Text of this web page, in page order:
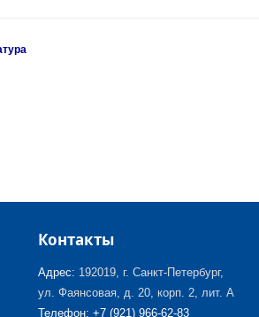
Контакты
Адрес: 192019, г. Санкт-Петербург,
ул. Фаянсовая, д. 20, корп. 2, лит. А
Телефон: +7 (921) 966-62-83